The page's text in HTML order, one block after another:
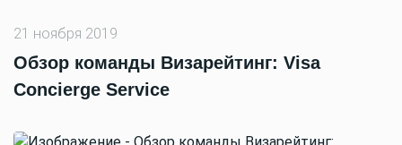
21 ноября 2019
Обзор команды Визарейтинг: Visa
Concierge Service